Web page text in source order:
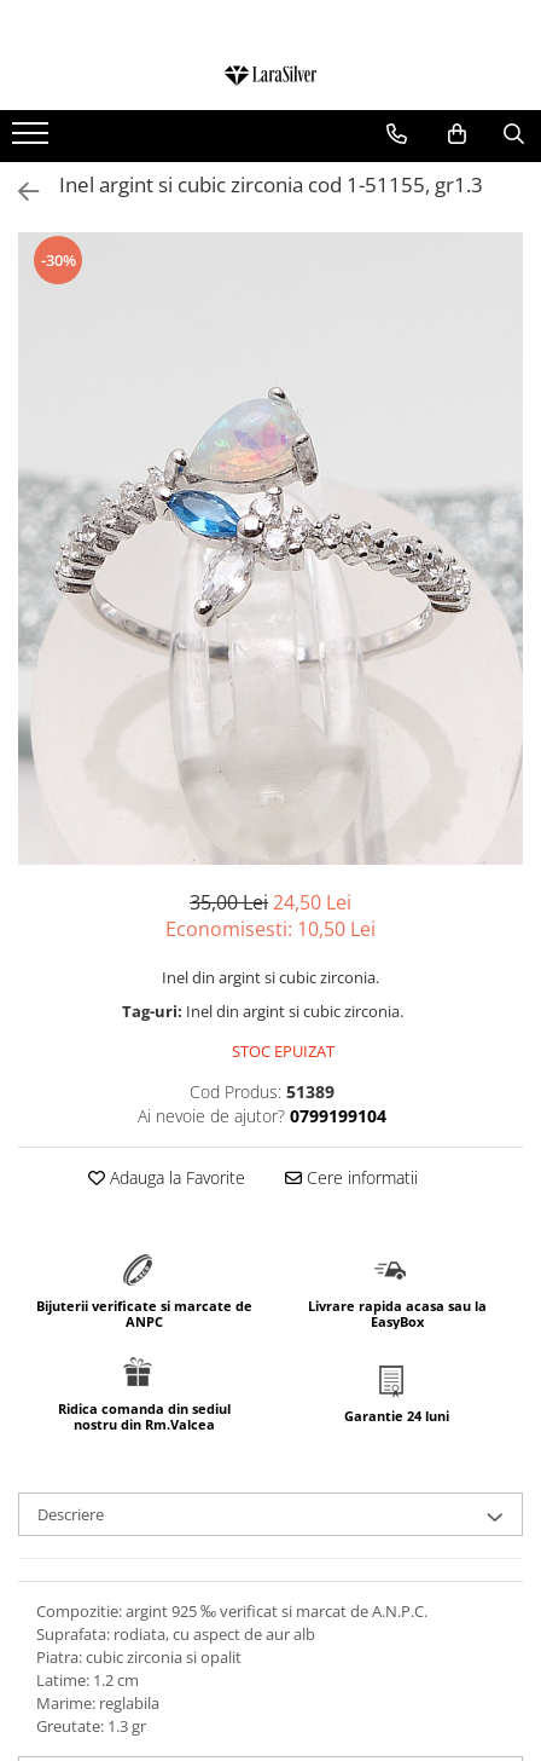
CERCEI ARGINT
BRATARI ARGINT
COLIERE ARGINT
LANTISOARE ARGINT
CRUCIULITE SI ICONITE ARGINT
BIJUTERII ARGINT PENTRU COPII
BIJUTERII ARGINT PENTRU BARBATI
INELE ARGINT
marime reglabila
marimea 47
marimea 48
marimea 49
marimea 50
marimea 52
marimea 53
marimea 66
SETURI ARGINT
marime reglabila
marimea 51
marimea 52
marimea 54
marimea 55
marimea 57
marimea 58
marimea 59
marimea 60
marimea 61
Inel argint si cubic zirconia cod 1-51155, gr1.3
-30%
35,00 Lei24,50 Lei
Economisesti: 10,50 Lei
Inel din argint si cubic zirconia.
Tag-uri: Inel din argint si cubic zirconia.
STOC EPUIZAT
Cod Produs: 51389
Ai nevoie de ajutor? 0799199104
Adauga la Favorite Cere informatii
Bijuterii verificate si marcate de
ANPC
Livrare rapida acasa sau la
EasyBox
Ridica comanda din sediul
nostru din Rm.Valcea
Garantie 24 luni
Descriere
Compozitie: argint 925 ‰ verificat si marcat de A.N.P.C.
Suprafata: rodiata, cu aspect de aur alb
Piatra: cubic zirconia si opalit
Latime: 1.2 cm
Marime: reglabila
Greutate: 1.3 gr